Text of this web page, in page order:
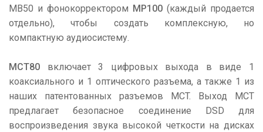
MB50 и фонокорректором MP100 (каждый продается
отдельно), чтобы создать комплексную, но
компактную аудиосистему.
MCT80 включает 3 цифровых выхода в виде 1
коаксиального и 1 оптического разъема, а также 1 из
наших патентованных разъемов MCT. Выход MCT
предлагает безопасное соединение DSD для
воспроизведения звука высокой четкости на дисках